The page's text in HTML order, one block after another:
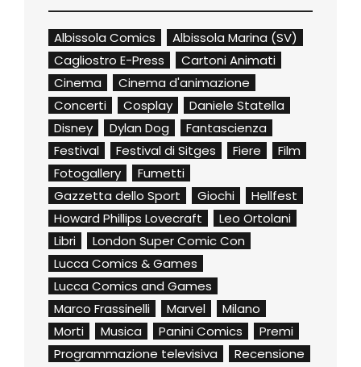
Albissola Comics
Albissola Marina (SV)
Cagliostro E-Press
Cartoni Animati
Cinema
Cinema d'animazione
Concerti
Cosplay
Daniele Statella
Disney
Dylan Dog
Fantascienza
Festival
Festival di Sitges Fiere
Film
Fotogallery
Fumetti
Gazzetta dello Sport
Giochi
Hellfest
Howard Phillips Lovecraft
Leo Ortolani
Libri
London Super Comic Con
Lucca Comics & Games
Lucca Comics and Games
Marco Frassinelli
Marvel
Milano
Morti
Musica Panini Comics
Premi
Programmazione televisiva
Recensione